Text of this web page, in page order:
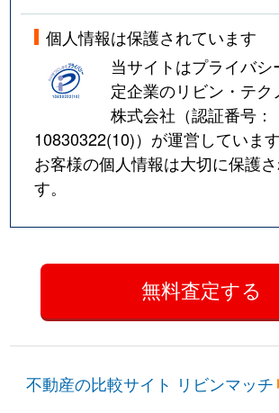
個人情報は保護されています
当サイトはプライバシ
定企業のリビン・テク
株式会社（認証番号：
10830322(10)）が運営しています
お客様の個人情報は大切に保護
す。
不動産の比較サイト リビンマッチ